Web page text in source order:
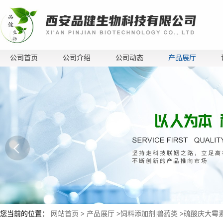
公司首页 公司介绍 公司动态 产品展厅
您当前的位置： 网站首页 > 产品展厅 >饲料添加剂|兽药类 >硫酸庆大霉